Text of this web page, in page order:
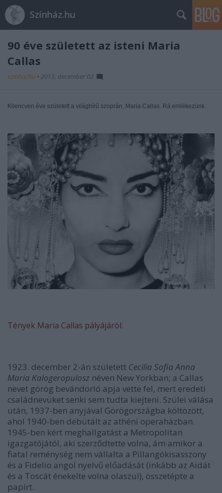
Színház.hu
90 éve született az isteni Maria
Callas
szinhazhu • 2013. december 02.
Kilencven éve született a világhírű szoprán, Maria Callas. Rá emlékezünk.
Tények Maria Callas pályájáról:
1923. december 2-án született Cecilia Sofia Anna
Maria Kalogeropulosz néven New Yorkban; a Callas
nevet görög bevándorló apja vette fel, mert eredeti
családnevüket senki sem tudta kiejteni. Szülei válása
után, 1937-ben anyjával Görögországba költözött,
ahol 1940-ben debütált az athéni operaházban.
1945-ben kért meghallgatást a Metropolitan
igazgatójától, aki szerződtette volna, ám amikor a
fiatal reménység nem vállalta a Pillangókisasszony
és a Fidelio angol nyelvű előadását (inkább az Aidát
és a Toscát énekelte volna olaszul), összetépte a
papírt.